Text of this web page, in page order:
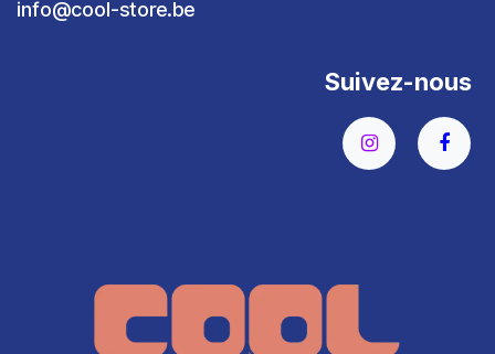
info@cool-store.be
Suivez-nous